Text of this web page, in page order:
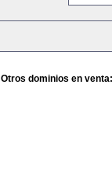
Otros dominios en venta: